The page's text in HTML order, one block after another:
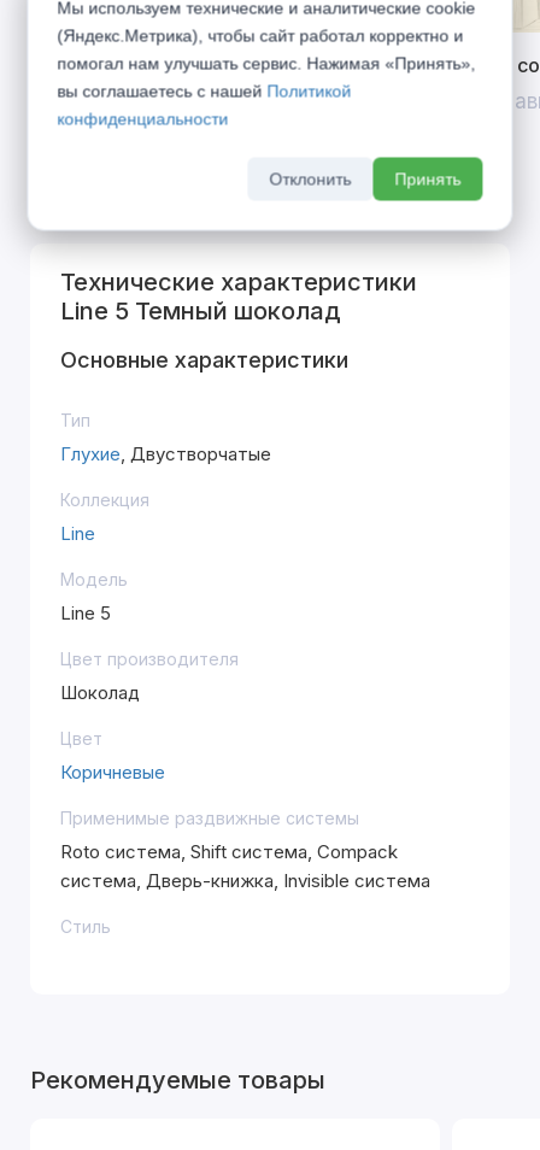
Открой двери выгоде. Дополнительная
скидка 10% на межкомнатные двери при
покупке входной двери
Divilux
До 31
Технические характеристики
Line 5 Темный шоколад
Основные характеристики
Тип
Глухие, Двустворчатые
Коллекция
Line
Модель
Line 5
Цвет производителя
Шоколад
Цвет
Коричневые
Применимые раздвижные системы
Roto система, Shift система, Compack
система, Дверь-книжка, Invisible система
Стиль
Рекомендуемые товары
Мы используем технические и аналитические cookie
(Яндекс.Метрика), чтобы сайт работал корректно и
помогал нам улучшать сервис. Нажимая «Принять»,
вы соглашаетесь с нашей Политикой
конфиденциальности
Отклонить Принять